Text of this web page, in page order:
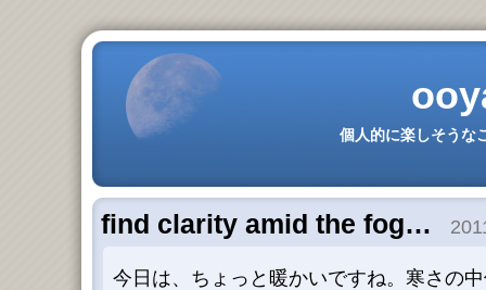
個人的に楽しそうな
find clarity amid the fog…
今日は、ちょっと暖かいですね。寒さの